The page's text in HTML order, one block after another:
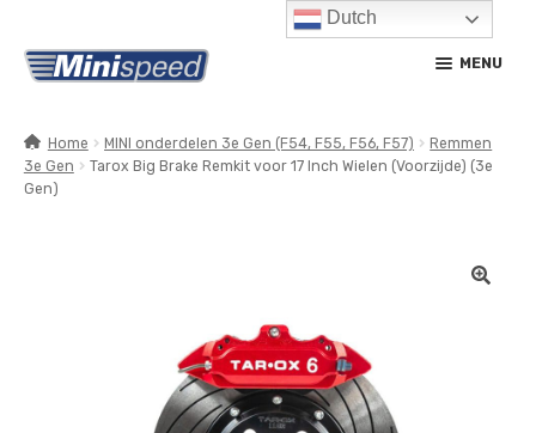
Ga
door
navigatie
Ga
naar
inhoud
MENU
PRODUCTEN
Home MINI onderdelen 3e Gen (F54, F55, F56, F57)
Remmen
3e Gen
Tarox Big Brake Remkit voor 17 Inch Wielen (Voorzijde) (3e
Gen)
Dutch